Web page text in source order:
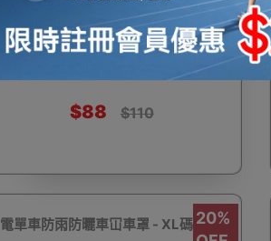
自動吸塵機械人 太陽能充電 測量儀器
20%
OFF
電單車防雨防曬車冚車罩 - L碼
$88 $110
20%
電單車防雨防曬車冚車罩 - XL碼